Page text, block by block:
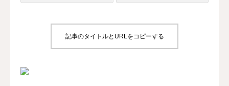
記事のタイトルとURLをコピーする
再生医療ネットワーク